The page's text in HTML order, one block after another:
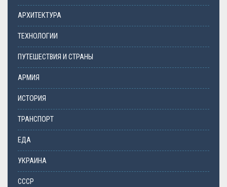
АРХИТЕКТУРА
ТЕХНОЛОГИИ
ПУТЕШЕСТВИЯ И СТРАНЫ
АРМИЯ
ИСТОРИЯ
ТРАНСПОРТ
ЕДА
УКРАИНА
СССР